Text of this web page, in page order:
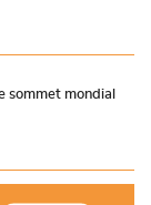
sommet mondial